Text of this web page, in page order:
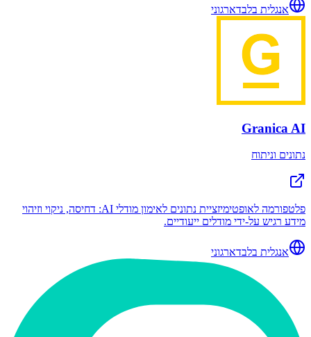
אנגלית בלבדארגוני
Granica AI
נתונים וניתוח
פלטפורמה לאופטימיזציית נתונים לאימון מודלי AI: דחיסה, ניקוי וזיהוי
מידע רגיש על-ידי מודלים ייעודיים.
אנגלית בלבדארגוני